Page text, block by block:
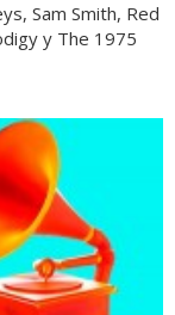
Sam Smith, Red
y The 1975